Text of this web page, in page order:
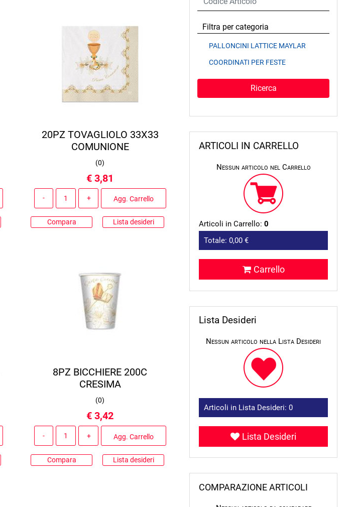
Filtra per categoria
PALLONCINI LATTICE MAYLAR
COORDINATI PER FESTE
ARTICOLI IN CARRELLO
Nessun articolo nel Carrello
Articoli in Carrello: 0
Totale: 0,00 €
Carrello
Lista Desideri
Nessun articolo nella Lista Desideri
Articoli in Lista Desideri: 0
Lista Desideri
COMPARAZIONE ARTICOLI
20PZ TOVAGLIOLO 33X33
COMUNIONE
(0)
€ 3,81
Agg. Carrello
Compara Lista desideri
8PZ BICCHIERE 200C
CRESIMA
(0)
€ 3,42
Agg. Carrello
Compara Lista desideri